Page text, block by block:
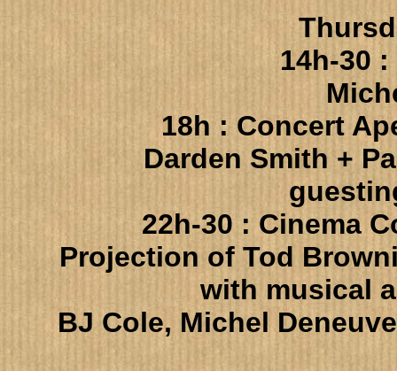
14h-30
18h : Concert
Darden Smith +
22h-30 : Cinema
Projection of Tod
with musical
BJ Cole, Michel